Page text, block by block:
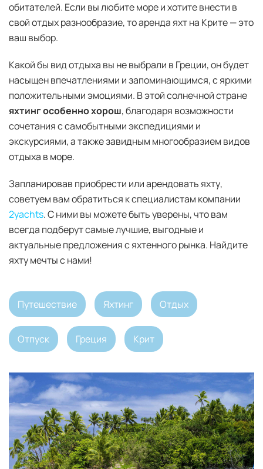
обитателей. Если вы любите море и хотите внести в
свой отдых разнообразие, то аренда яхт на Крите — это
ваш выбор.
Какой бы вид отдыха вы не выбрали в Греции, он будет
насыщен впечатлениями и запоминающимся, с яркими
положительными эмоциями. В этой солнечной стране
яхтинг особенно хорош, благодаря возможности
сочетания с самобытными экспедициями и
экскурсиями, а также завидным многообразием видов
отдыха в море.
Запланировав приобрести или арендовать яхту,
советуем вам обратиться к специалистам компании
2yachts. С ними вы можете быть уверены, что вам
всегда подберут самые лучшие, выгодные и
актуальные предложения с яхтенного рынка. Найдите
яхту мечты с нами!
Путешествие Яхтинг Отдых
Отпуск Греция Крит